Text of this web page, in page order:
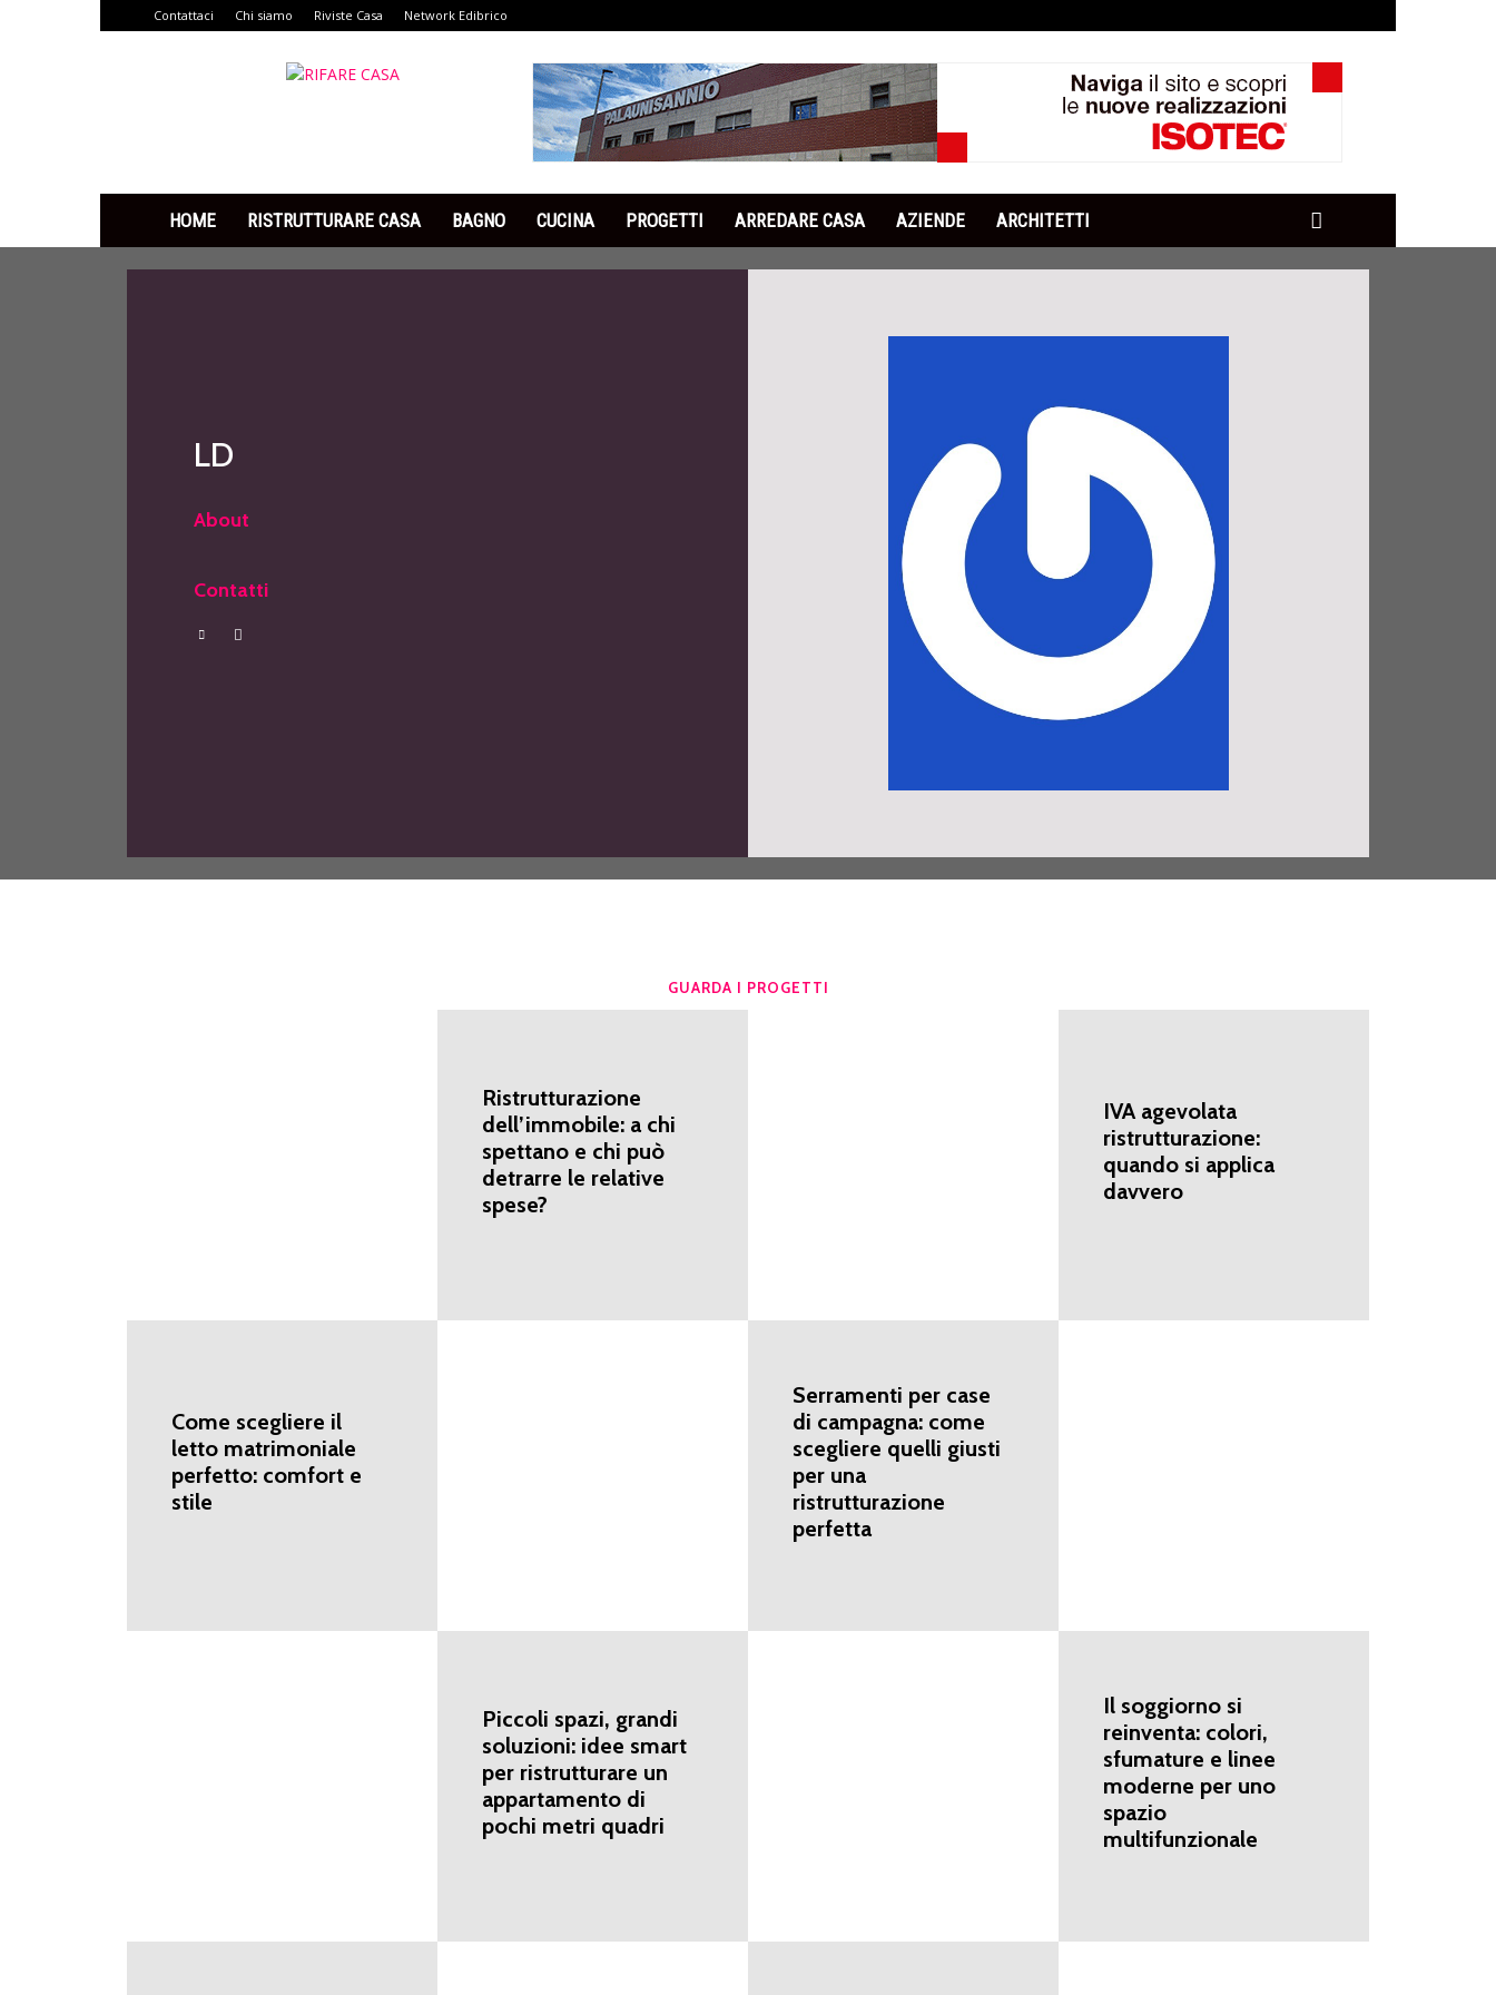
Contattaci Chi siamo Riviste Casa Network Edibrico
HOME RISTRUTTURARE CASA BAGNO CUCINA PROGETTI ARREDARE CASA AZIENDE ARCHITETTI
LD
About
Contatti
GUARDA I PROGETTI
Ristrutturazione
dell’immobile: a chi
spettano e chi può
detrarre le relative
spese?
IVA agevolata
ristrutturazione:
quando si applica
davvero
Come scegliere il
letto matrimoniale
perfetto: comfort e
stile
Serramenti per case
di campagna: come
scegliere quelli giusti
per una
ristrutturazione
perfetta
Piccoli spazi, grandi
soluzioni: idee smart
per ristrutturare un
appartamento di
pochi metri quadri
Il soggiorno si
reinventa: colori,
sfumature e linee
moderne per uno
spazio
multifunzionale